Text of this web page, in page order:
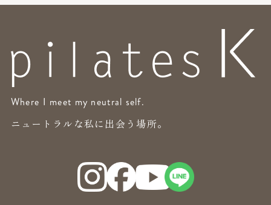
Where I meet my neutral self.
ニュートラルな私に出会う場所。